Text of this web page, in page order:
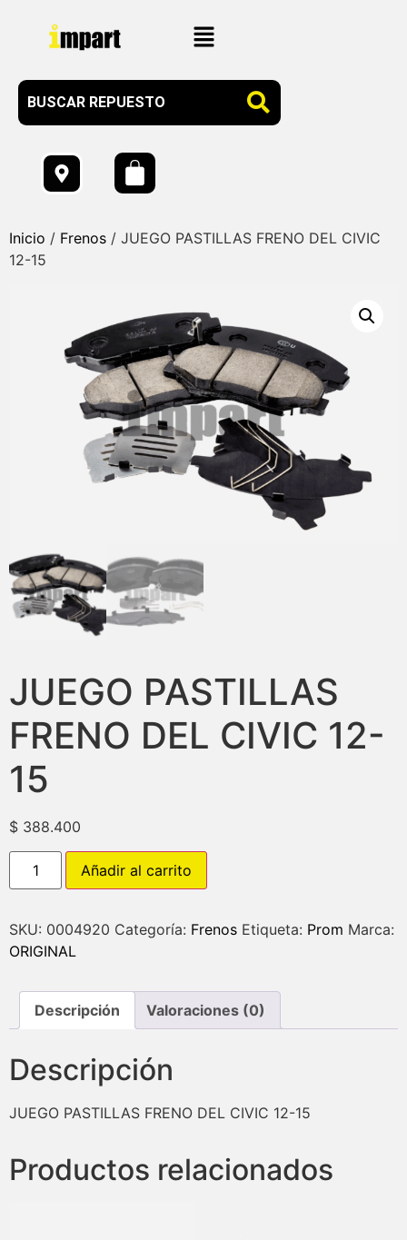
Inicio / Frenos / JUEGO PASTILLAS FRENO DEL CIVIC
12-15
JUEGO PASTILLAS
FRENO DEL CIVIC 12-
15
$ 388.400
Añadir al carrito
SKU: 0004920 Categoría: Frenos Etiqueta: Prom Marca:
ORIGINAL
Descripción Valoraciones (0)
Descripción
JUEGO PASTILLAS FRENO DEL CIVIC 12-15
Productos relacionados